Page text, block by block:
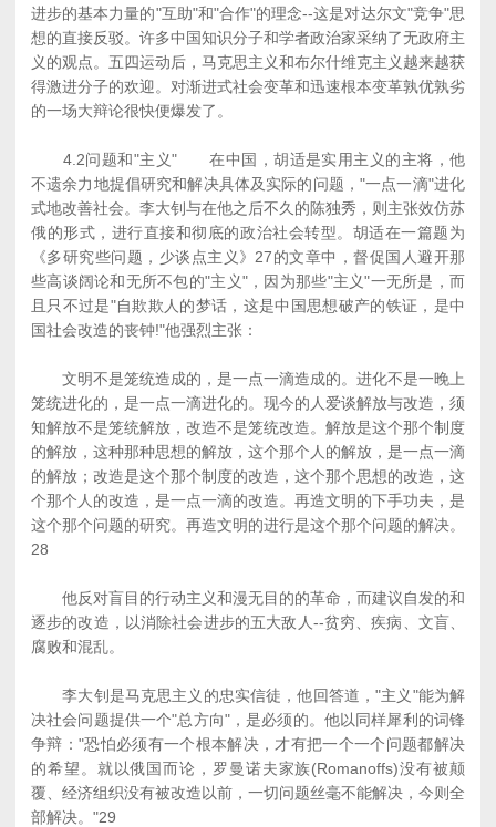
进步的基本力量的"互助"和"合作"的理念--这是对达尔文"竞争"思
想的直接反驳。许多中国知识分子和学者政治家采纳了无政府主
义的观点。五四运动后，马克思主义和布尔什维克主义越来越获
得激进分子的欢迎。对渐进式社会变革和迅速根本变革孰优孰劣
的一场大辩论很快便爆发了。
4.2问题和"主义" 在中国，胡适是实用主义的主将，他
不遗余力地提倡研究和解决具体及实际的问题，"一点一滴"进化
式地改善社会。李大钊与在他之后不久的陈独秀，则主张效仿苏
俄的形式，进行直接和彻底的政治社会转型。胡适在一篇题为
《多研究些问题，少谈点主义》27的文章中，督促国人避开那
些高谈阔论和无所不包的"主义"，因为那些"主义"一无所是，而
且只不过是"自欺欺人的梦话，这是中国思想破产的铁证，是中
国社会改造的丧钟!"他强烈主张：
文明不是笼统造成的，是一点一滴造成的。进化不是一晚上
笼统进化的，是一点一滴进化的。现今的人爱谈解放与改造，须
知解放不是笼统解放，改造不是笼统改造。解放是这个那个制度
的解放，这种那种思想的解放，这个那个人的解放，是一点一滴
的解放；改造是这个那个制度的改造，这个那个思想的改造，这
个那个人的改造，是一点一滴的改造。再造文明的下手功夫，是
这个那个问题的研究。再造文明的进行是这个那个问题的解决。
28
他反对盲目的行动主义和漫无目的的革命，而建议自发的和
逐步的改造，以消除社会进步的五大敌人--贫穷、疾病、文盲、
腐败和混乱。
李大钊是马克思主义的忠实信徒，他回答道，"主义"能为解
决社会问题提供一个"总方向"，是必须的。他以同样犀利的词锋
争辩："恐怕必须有一个根本解决，才有把一个一个问题都解决
的希望。就以俄国而论，罗曼诺夫家族(Romanoffs)没有被颠
覆、经济组织没有被改造以前，一切问题丝毫不能解决，今则全
部解决。"29